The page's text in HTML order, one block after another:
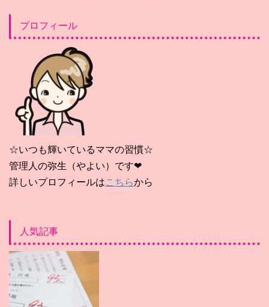
プロフィール
☆いつも輝いているママの習慣☆
管理人の弥生（やよい）です❤
詳しいプロフィールはこちらから
人気記事